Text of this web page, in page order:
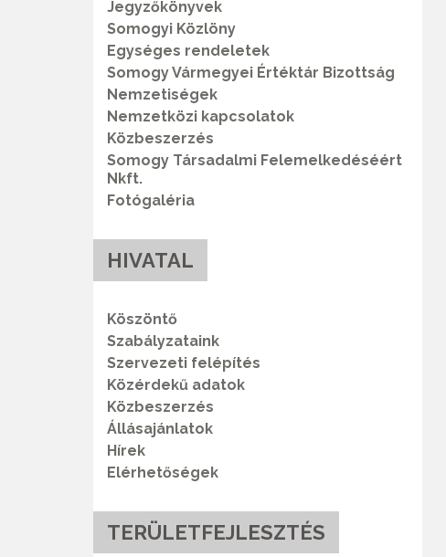
Jegyzőkönyvek
Somogyi Közlöny
Egységes rendeletek
Somogy Vármegyei Értéktár Bizottság
Nemzetiségek
Nemzetközi kapcsolatok
Közbeszerzés
Somogy Társadalmi Felemelkedéséért
Nkft.
Fotógaléria
HIVATAL
Köszöntő
Szabályzataink
Szervezeti felépítés
Közérdekű adatok
Közbeszerzés
Állásajánlatok
Hírek
Elérhetőségek
TERÜLETFEJLESZTÉS